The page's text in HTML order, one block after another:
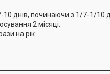
днів, починаючи з 1/7-1/10
2 місяці.
на рік.